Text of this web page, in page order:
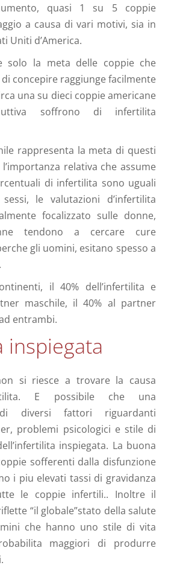
quasi 1 su 5 coppie
a causa di vari motivi, sia in
Uniti d’America.
solo la meta delle coppie che
concepire raggiunge facilmente
una su dieci coppie americane
soffrono di infertilita
rappresenta la meta di questi
relativa che assume
di infertilita sono uguali
le valutazioni d’infertilita
focalizzato sulle donne,
tendono a cercare cure
gli uomini, esitano spesso a
il 40% dell’infertilita e
maschile, il 40% al partner
entrambi.
inspiegata
si riesce a trovare la causa
E possibile che una
di diversi fattori riguardanti
problemi psicologici e stile di
inspiegata. La buona
sofferenti dalla disfunzione
i piu elevati tassi di gravidanza
le coppie infertili.. Inoltre il
“il globale”stato della salute
che hanno uno stile di vita
maggiori di produrre